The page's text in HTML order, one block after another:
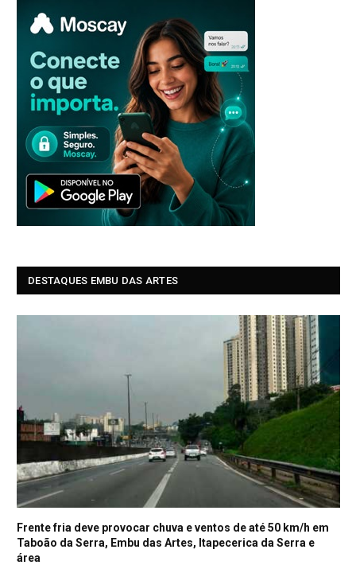
DESTAQUES EMBU DAS ARTES
Frente fria deve provocar chuva e ventos de até 50 km/h em
Taboão da Serra, Embu das Artes, Itapecerica da Serra e
área